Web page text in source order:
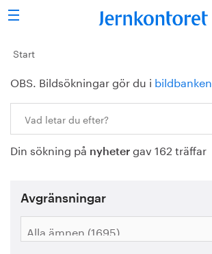
Sök
Stålindustrin
Vision 2050
Forskning/utbildning
Energi/miljö
Vi tycker
Start
OBS. Bildsökningar gör du i bildbanken
Din sökning på nyheter gav 162 träffar
Avgränsningar